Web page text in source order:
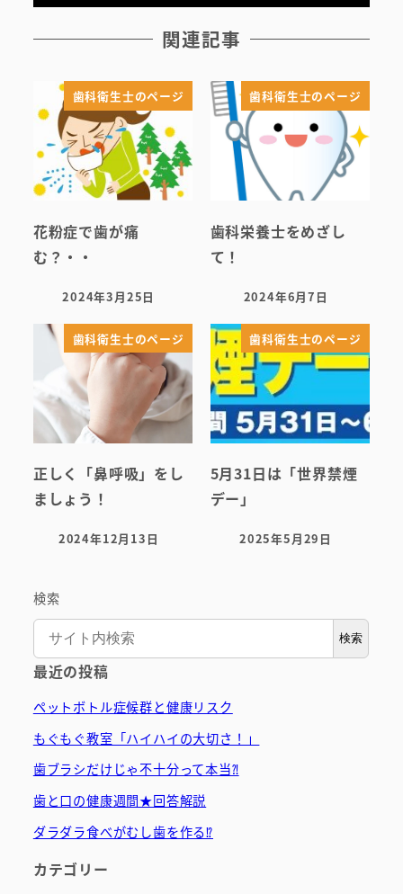
院内ツアー
無料託児ルーム
スタッフ紹介
関連記事
歯科衛生士のページ
花粉症で歯が痛
む？・・
投稿日
2024年3月25日
歯科衛生士のページ
歯科栄養士をめざし
て！
投稿日
2024年6月7日
歯科衛生士のページ
正しく「鼻呼吸」をし
ましょう！
投稿日
2024年12月13日
歯科衛生士のページ
5月31日は「世界禁煙
デー」
投稿日
2025年5月29日
検索
検索
最近の投稿
ペットボトル症候群と健康リスク
もぐもぐ教室「ハイハイの大切さ！」
歯ブラシだけじゃ不十分って本当⁈
歯と口の健康週間★回答解説
ダラダラ食べがむし歯を作る⁉
カテゴリー